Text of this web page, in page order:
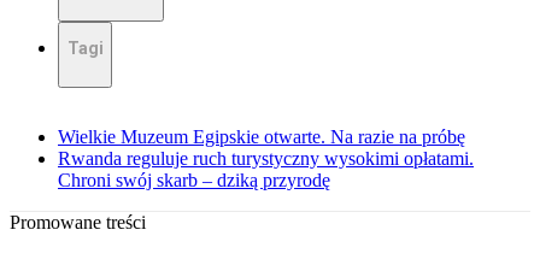
Tagi
Wielkie Muzeum Egipskie otwarte. Na razie na próbę
Rwanda reguluje ruch turystyczny wysokimi opłatami.
Chroni swój skarb – dziką przyrodę
Promowane treści